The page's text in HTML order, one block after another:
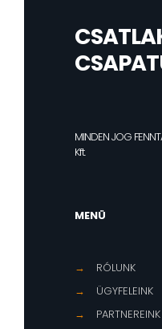
MINDEN JOG
Kft.
MENÜ
→
RÓLUNK
→
ÜGYFELEINK
→
PARTNEREINK